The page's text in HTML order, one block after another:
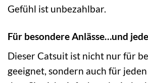
Gefühl ist unbezahlbar.
Für besondere Anlässe…und
Dieser Catsuit ist nicht nur für
geeignet, sondern auch für